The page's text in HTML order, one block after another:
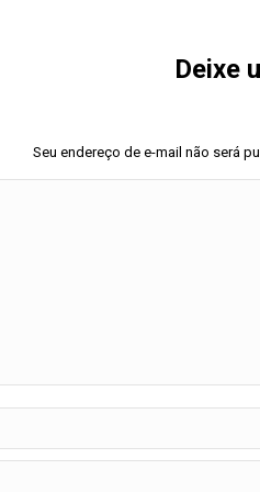
Deixe
Seu endereço de e-mail não será